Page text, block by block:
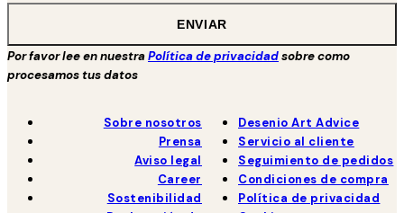
ENVIAR
Por favor lee en nuestraPolítica de privacidadsobre como
procesamos tus datos
Sobre nosotros
Prensa
Aviso legal
Career
Sostenibilidad
Desenio Art Advice
Servicio al cliente
Seguimiento de pedidos
Condiciones de compra
Política de privacidad